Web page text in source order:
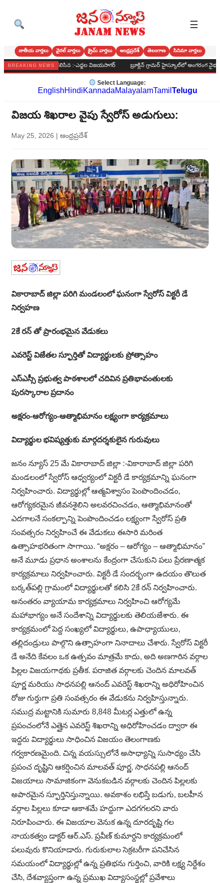
☰
జాతీయ వార్తలు వైరల్ వార్తలు క్రైమ్ వార్తలు ఆంధ్రప్రదేశ్ తెలంగాణ సినిమా వార్తలు
BREAKING NEWS:-ఎద్దల విజయసాగర్ బ్రూక్లిన్ గ్రామర్ హైస్కూల్‌లో అంగరంగ వైభవంగా బోనాల
Select Language:
EnglishHindiKannadaMalayalamTamil Telugu
విజయ శిఖరాల వైపు స్వేరోస్ అడుగులు:
May 25, 2026 | ఆంధ్రప్రదేశ్
వికారాబాద్ జిల్లా పరిగి మండలంలో ఘనంగా స్వేరోస్ విక్టరీ డే
నిర్వహణ
2కే రన్‌ తో ప్రారంభమైన వేడుకలు
ఎవరెస్ట్ విజేతల స్ఫూర్తితో విద్యార్థులకు ప్రోత్సాహం
ఎస్ఎస్సీ ప్రభుత్వ పాఠశాలలో చదివిన ప్రతిభావంతులకు
పురస్కారాల ప్రదానం
అక్షరం-ఆరోగ్యం-ఆత్మాభిమానం లక్ష్యంగా కార్యక్రమాలు
విద్యార్థుల భవిష్యత్తుకు మార్గదర్శకులైన గురువులు
జనం న్యూస్ 25 మే వికారాబాద్ జిల్లా :-వికారాబాద్ జిల్లా పరిగి
మండలంలో స్వేరోస్ ఆధ్వర్యంలో విక్టరీ డే కార్యక్రమాన్ని ఘనంగా
నిర్వహించారు. విద్యార్థుల్లో ఆత్మవిశ్వాసం పెంపొందించడం,
ఆరోగ్యకరమైన జీవనశైలిని అలవరచించడం, ఆత్మాభిమానంతో
ఎదగాలనే సంకల్పాన్ని పెంపొందించడం లక్ష్యంగా స్వేరోస్ ప్రతి
సంవత్సరం నిర్వహించే ఈ వేడుకలు ఈసారి మరింత
ఉత్సాహభరితంగా సాగాయి. “అక్షరం – ఆరోగ్యం – ఆత్మాభిమానం”
అనే మూడు ప్రధాన అంశాలను కేంద్రంగా చేసుకుని పలు ప్రేరణాత్మక
కార్యక్రమాలు నిర్వహించారు. విక్టరీ డే సందర్భంగా ఉదయం తొలుత
బర్కత్‌పల్లి గ్రామంలో విద్యార్థులతో కలిసి 2కే రన్ నిర్వహించారు.
అనంతరం వ్యాయామ కార్యక్రమాలు నిర్వహించి ఆరోగ్యమే
మహాభాగ్యం అనే సందేశాన్ని విద్యార్థులకు తెలియజేశారు. ఈ
కార్యక్రమంలో పెద్ద సంఖ్యలో విద్యార్థులు, ఉపాధ్యాయులు,
తల్లిదండ్రులు పాల్గొని ఉత్సాహంగా నినాదాలు చేశారు. స్వేరోస్ విక్టరీ
డే అనేది కేవలం ఒక ఉత్సవం మాత్రమే కాదు, అది అణగారిన వర్గాల
పిల్లల విజయగాథకు ప్రతీక. పరాజిత వర్గాలకు చెందిన మాలవత్
పూర్ణ మరియు సాధనపల్లి ఆనంద్ ఎవరెస్ట్ శిఖరాన్ని అధిరోహించిన
రోజు గుర్తుగా ప్రతి సంవత్సరం ఈ వేడుకను నిర్వహిస్తున్నారు.
సముద్ర మట్టానికి సుమారు 8,848 మీటర్ల ఎత్తులో ఉన్న
ప్రపంచంలోనే ఎత్తైన ఎవరెస్ట్ శిఖరాన్ని అధిరోహించడం ద్వారా ఈ
ఇద్దరు విద్యార్థులు సాధించిన విజయం తెలంగాణకు
గర్వకారణమైంది. చిన్న వయస్సులోనే అసాధ్యాన్ని సుసాధ్యం చేసి
ప్రపంచ దృష్టిని ఆకర్షించిన మాలవత్ పూర్ణ, సాధనపల్లి ఆనంద్
విజయాలు సామాజికంగా వెనుకబడిన వర్గాలకు చెందిన పిల్లలకు
అపారమైన స్ఫూర్తినిస్తున్నాయి. అవకాశం లభిస్తే బడుగు, బలహీన
వర్గాల పిల్లలు కూడా ఆకాశమే హద్దుగా ఎదగగలరని వారు
నిరూపించారు. ఈ విజయాల వెనుక ఉన్న దూరదృష్టి గల
నాయకత్వం డాక్టర్ ఆర్.ఎస్. ప్రవీణ్ కుమార్దని కార్యక్రమంలో
పలువురు కొనియాడారు. గురుకులాల సెక్రటరీగా పనిచేసిన
సమయంలో విద్యార్థుల్లో ఉన్న ప్రతిభను గుర్తించి, వారికి లక్ష్య నిర్దేశం
చేసి, దేశవ్యాప్తంగా ఉన్న ప్రముఖ విద్యాసంస్థల్లో ప్రవేశాలు